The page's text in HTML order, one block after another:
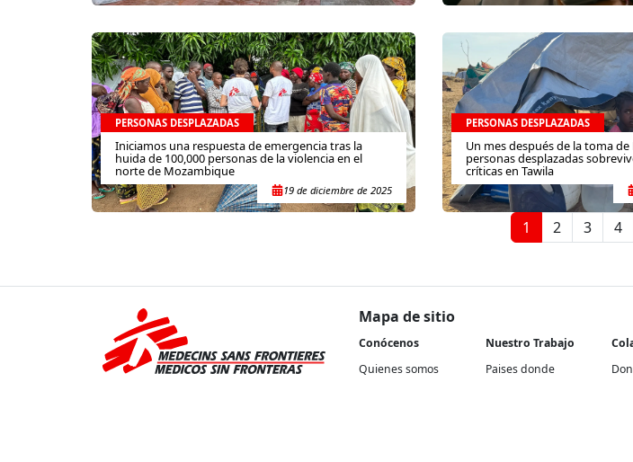
PERSONAS DESPLAZADAS
Iniciamos una respuesta de emergencia tras la
huida de 100,000 personas de la violencia en el
norte de Mozambique
19 de diciembre de 2025
PERSONAS DESPLAZADAS
Un mes después de la toma de
personas desplazadas
críticas en Tawila
1 2 3 4
Mapa de sitio
Conócenos
Quienes somos
Nuestro Trabajo
Paises donde